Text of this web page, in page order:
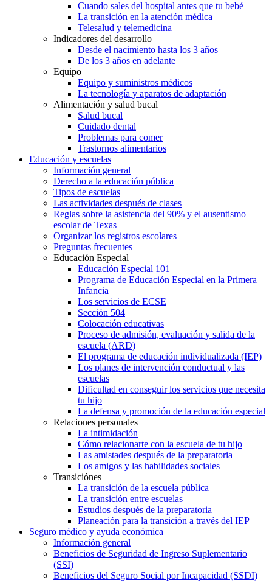
Cuando sales del hospital antes que tu bebé
La transición en la atención médica
Telesalud y telemedicina
Indicadores del desarrollo
Desde el nacimiento hasta los 3 años
De los 3 años en adelante
Equipo
Equipo y suministros médicos
La tecnología y aparatos de adaptación
Alimentación y salud bucal
Salud bucal
Cuidado dental
Problemas para comer
Trastornos alimentarios
Educación y escuelas
Información general
Derecho a la educación pública
Tipos de escuelas
Las actividades después de clases
Reglas sobre la asistencia del 90% y el ausentismo
escolar de Texas
Organizar los registros escolares
Preguntas frecuentes
Educación Especial
Educación Especial 101
Programa de Educación Especial en la Primera
Infancia
Los servicios de ECSE
Sección 504
Colocación educativas
Proceso de admisión, evaluación y salida de la
escuela (ARD)
El programa de educación individualizada (IEP)
Los planes de intervención conductual y las
escuelas
Dificultad en conseguir los servicios que necesita
tu hijo
La defensa y promoción de la educación especial
Relaciones personales
La intimidación
Cómo relacionarte con la escuela de tu hijo
Las amistades después de la preparatoria
Los amigos y las habilidades sociales
Transiciónes
La transición de la escuela pública
La transición entre escuelas
Estudios después de la preparatoria
Planeación para la transición a través del IEP
Seguro médico y ayuda económica
Información general
Beneficios de Seguridad de Ingreso Suplementario
(SSI)
Beneficios del Seguro Social por Incapacidad (SSDI)